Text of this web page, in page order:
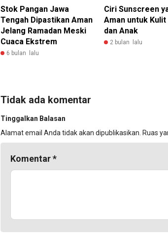
Stok Pangan Jawa
Tengah Dipastikan Aman
Jelang Ramadan Meski
Cuaca Ekstrem
6 bulan lalu
Ciri Sunscreen
Aman untuk Kulit
dan Anak
2 bulan lalu
Tidak ada komentar
Tinggalkan Balasan
Alamat email Anda tidak akan dipublikasikan. Ruas
Komentar*